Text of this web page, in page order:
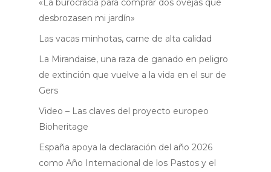
desbrozasen mi jardín»
Las vacas minhotas, carne de alta calidad
La Mirandaise, una raza de ganado en peligro
de extinción que vuelve a la vida en el sur de
Gers
Video – Las claves del proyecto europeo
Bioheritage
España apoya la declaración del año 2026
como Año Internacional de los Pastos y el